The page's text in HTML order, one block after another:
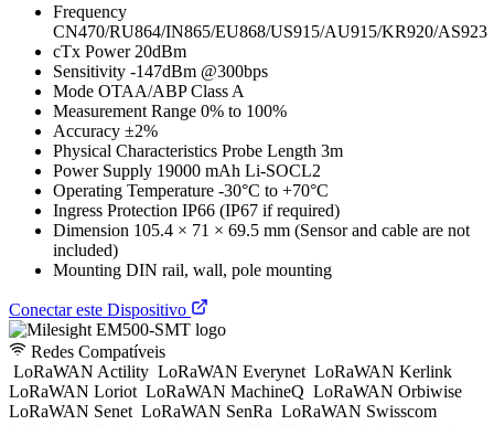
Frequency
CN470/RU864/IN865/EU868/US915/AU915/KR920/AS923
cTx Power 20dBm
Sensitivity -147dBm @300bps
Mode OTAA/ABP Class A
Measurement Range 0% to 100%
Accuracy ±2%
Physical Characteristics Probe Length 3m
Power Supply 19000 mAh Li-SOCL2
Operating Temperature -30°C to +70°C
Ingress Protection IP66 (IP67 if required)
Dimension 105.4 × 71 × 69.5 mm (Sensor and cable are not
included)
Mounting DIN rail, wall, pole mounting
Conectar este Dispositivo
Redes Compatíveis
LoRaWAN Actility LoRaWAN Everynet LoRaWAN Kerlink
LoRaWAN Loriot LoRaWAN MachineQ LoRaWAN Orbiwise
LoRaWAN Senet LoRaWAN SenRa LoRaWAN Swisscom